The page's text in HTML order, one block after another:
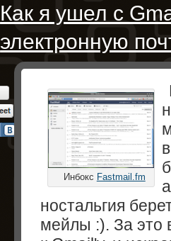
Как я ушел с
электронную
Инбокс Fastmail.fm
ностальгия
мейлы :). За это